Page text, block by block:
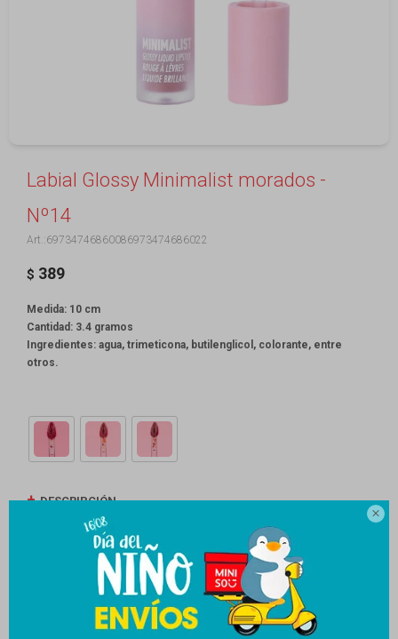

Labial Glossy Minimalist morados -
Nº14
69734746860086973474686022
$ 389
Medida: 10 cm
Cantidad: 3.4 gramos
Ingredientes: agua, trimeticona, butilenglicol, colorante, entre
otros.
DESCRIPCIÓN
CAMBIOS Y DEVOLUCIONES
MEDIOS DE PAGO